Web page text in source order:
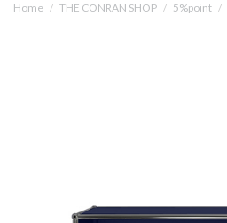
Home / THE CONRAN SHOP / 5%point /